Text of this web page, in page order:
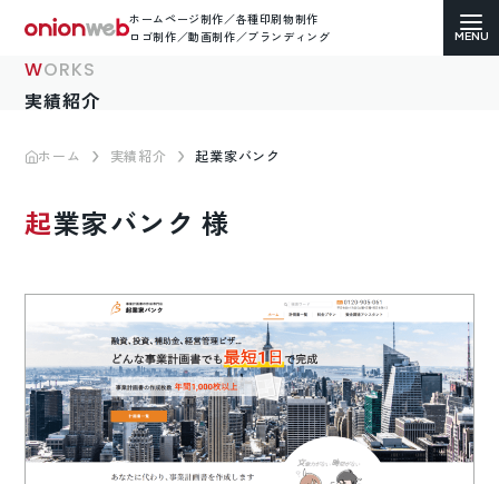
ホームページ制作／各種印刷物制作
ロゴ制作／動画制作／ブランディング
コーポレートサイト
ECサイト（通販）制作
LP（ランディングページ）制作
求人・採用サイト制作
各種印刷物デザイン
WORKS
実績紹介
ホーム 実績紹介 起業家バンク
起業家バンク 様